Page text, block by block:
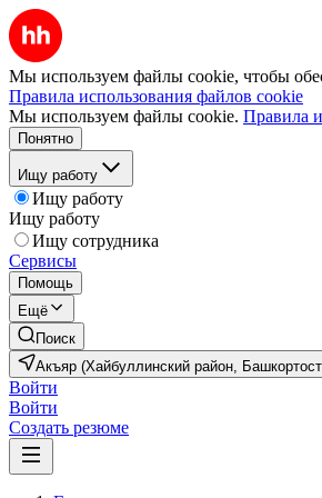
Мы используем файлы cookie, чтобы
Правила использования файлов cookie
Мы используем файлы cookie. Правила
Понятно
Ищу работу
Ищу работу
Ищу работу
Ищу сотрудника
Сервисы
Помощь
Ещё
Поиск
Акъяр (Хайбуллинский район,
Войти
Войти
Создать резюме